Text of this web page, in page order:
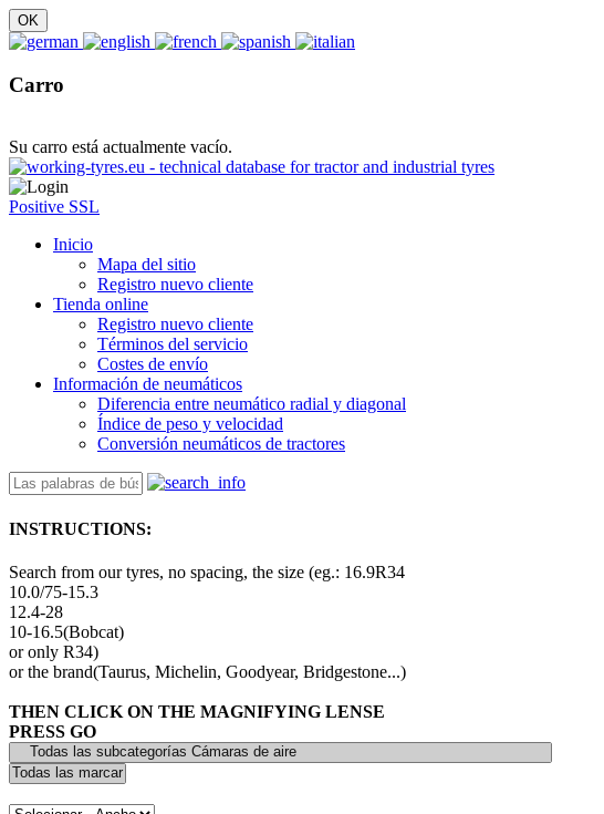
Carro
Su carro está actualmente vacío.
Positive SSL
Inicio
Mapa del sitio
Registro nuevo cliente
Tienda online
Registro nuevo cliente
Términos del servicio
Costes de envío
Información de neumáticos
Diferencia entre neumático radial y diagonal
Índice de peso y velocidad
Conversión neumáticos de tractores
INSTRUCTIONS:
Search from our tyres, no spacing, the size (eg.: 16.9R34
10.0/75-15.3
12.4-28
10-16.5(Bobcat)
or only R34)
or the brand(Taurus, Michelin, Goodyear, Bridgestone...)
THEN CLICK ON THE MAGNIFYING LENSE
PRESS GO